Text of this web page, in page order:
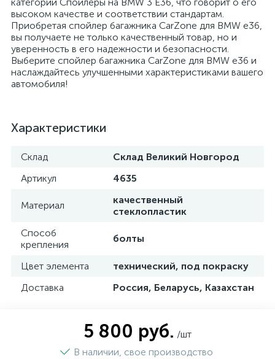
высоком качестве и соответствии стандартам.
Приобретая спойлер багажника CarZone для BMW e36,
вы получаете не только качественный товар, но и
уверенность в его надежности и безопасности.
Выберите спойлер багажника CarZone для BMW e36 и
наслаждайтесь улучшенными характеристиками вашего
автомобиля!
Характеристики
Склад
Склад Великий Новгород
Артикул
4635
Материал
качественный
стеклопластик
Способ
крепления
болты
Цвет элемента
технический, под покраску
Доставка
Россия, Беларусь, Казахстан
5 800 руб. /шт
В наличии, свое производство